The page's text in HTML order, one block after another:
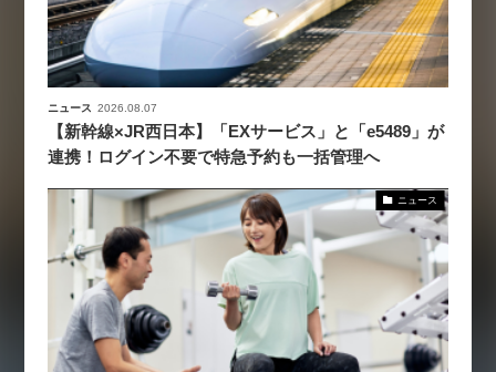
ニュース 2026.08.07
【新幹線×JR西日本】「EXサービス」と「e5489」が
連携！ログイン不要で特急予約も一括管理へ
ニュース